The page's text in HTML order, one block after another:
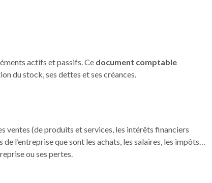
actifs et passifs. Ce document comptable
du stock, ses dettes et ses créances.
ventes (de produits et services, les intérêts financiers
l’entreprise que sont les achats, les salaires, les impôts…
ou ses pertes.